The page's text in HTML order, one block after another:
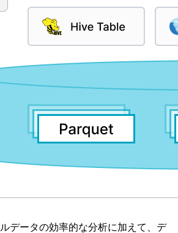
ルデータの効率的な分析に加えて、デ